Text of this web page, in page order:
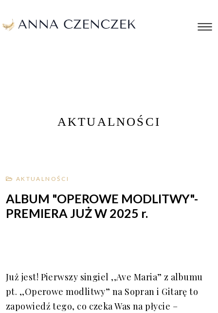
AKTUALNOŚCI
AKTUALNOŚCI
ALBUM "OPEROWE MODLITWY"-
PREMIERA JUŻ W 2025 r.
Już jest! Pierwszy singiel ,,Ave Maria” z albumu
pt. ,,Operowe modlitwy” na Sopran i Gitarę to
zapowiedź tego, co czeka Was na płycie –